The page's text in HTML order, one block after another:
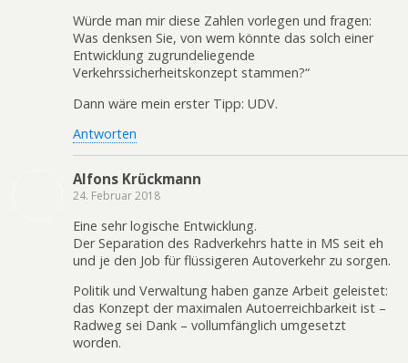
Würde man mir diese Zahlen vorlegen und fragen:
Was denksen Sie, von wem könnte das solch einer
Entwicklung zugrundeliegende
Verkehrssicherheitskonzept stammen?“
Dann wäre mein erster Tipp: UDV.
Antworten
Alfons Krückmann
24. Februar 2018
Eine sehr logische Entwicklung.
Der Separation des Radverkehrs hatte in MS seit eh
und je den Job für flüssigeren Autoverkehr zu sorgen.
Politik und Verwaltung haben ganze Arbeit geleistet:
das Konzept der maximalen Autoerreichbarkeit ist –
Radweg sei Dank – vollumfänglich umgesetzt
worden.